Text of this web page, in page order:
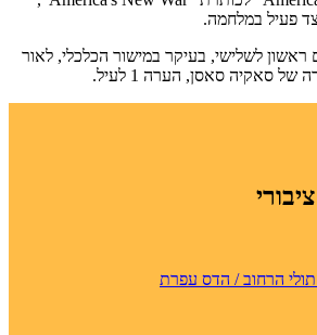
פעיל במלחמה.
ראשון לשלישי, בעיקר במישור הכלכלי, לאור
סאקיה סאסן, הערה 1 לעיל.
הרחוב / הדס עפרת